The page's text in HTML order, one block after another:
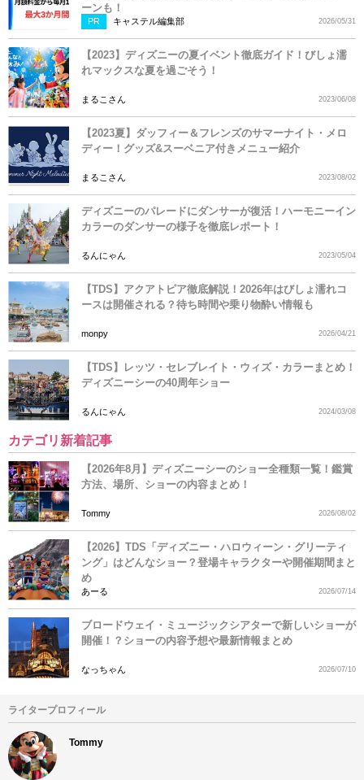
ーンも！
PR キャステル編集部 2026/05/31
【2023】ディズニーの夏イベント徹底ガイド！びしょ濡
れマックスな夏を過ごそう！
まるこさん 2023/06/08
【2023夏】ダッフィー＆フレンズのサマーナイト・メロ
ディー！グッズ&スーベニア付きメニュー紹介
まるこさん 2023/08/02
ディズニーのパレードにダンサーが復活！ハーモニーイン
カラーのダンサーの様子を徹底レポート！
るんにゃん 2023/05/04
【TDS】アクアトピア徹底解説！2026年はびしょ濡れコ
ースは開催される？待ち時間や乗り物酔い情報も
monpy 2026/04/21
【TDS】レッツ・セレブレイト・ウィズ・カラーまとめ！
ディズニーシーの40周年ショー
るんにゃん 2024/03/08
カテゴリ新着記事
【2026年8月】ディズニーシーのショー全種類一覧！鑑賞
方法、場所、ショーの内容まとめ！
Tommy 2026/08/02
【2026】TDS「ディズニー・ハロウィーン・グリーティ
ング」はどんなショー？登場キャラクターや開催期間まと
め
あーる 2026/07/14
ブロードウェイ・ミュージックシアターで新しいショーが
開催！？ショーの内容予想や最新情報まとめ
なっちゃん 2026/07/10
ライタープロフィール
Tommy